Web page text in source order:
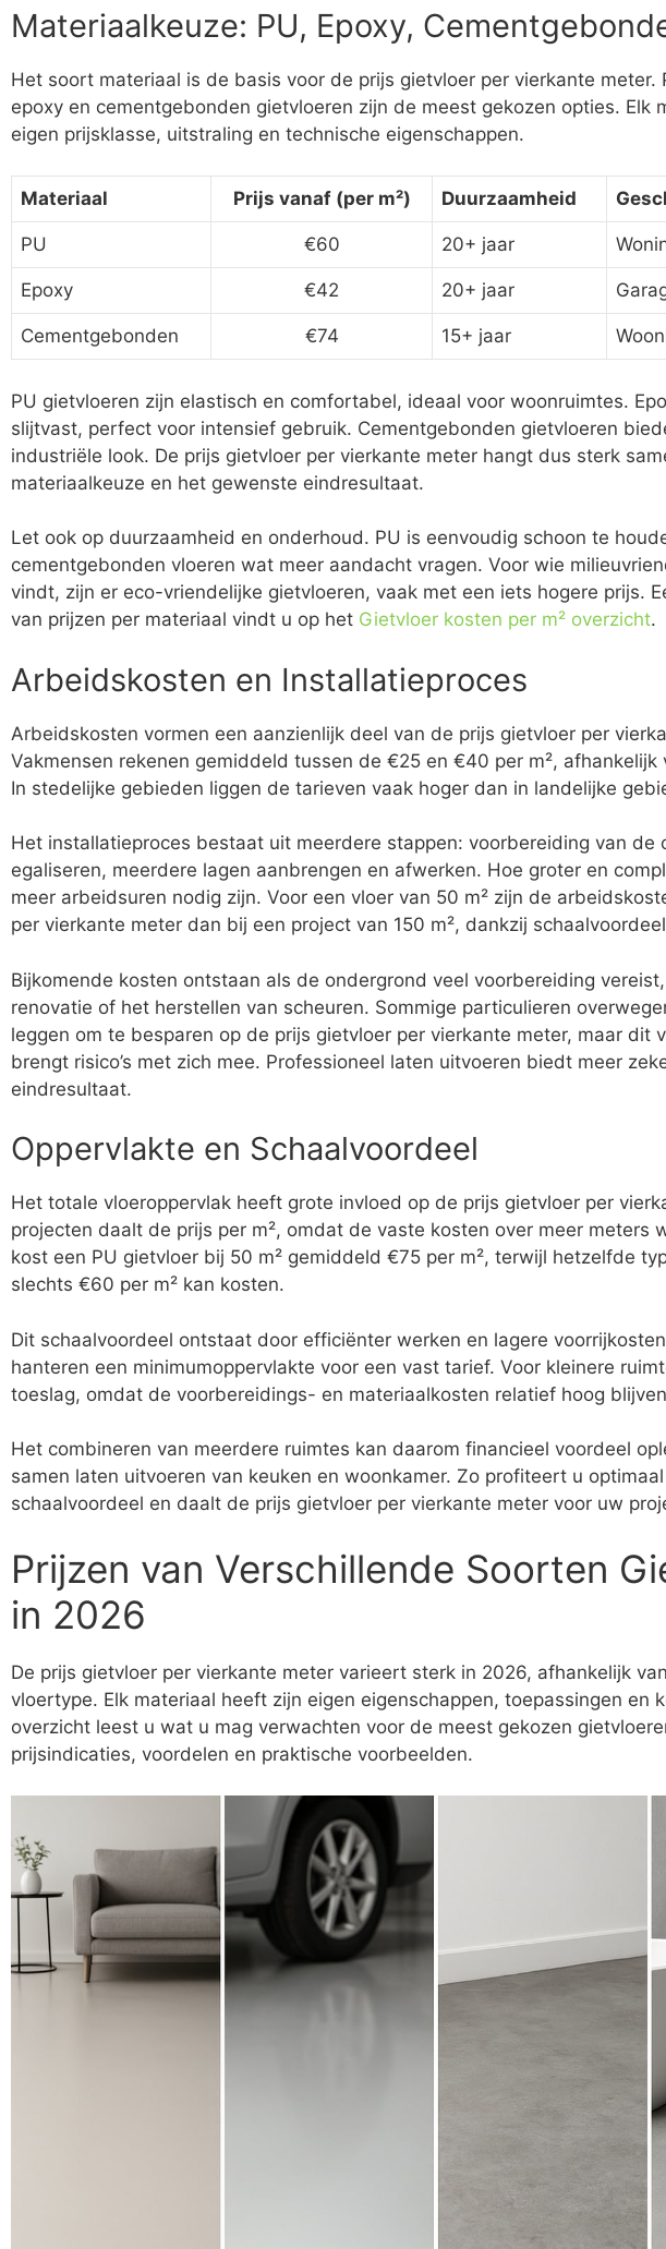
Materiaalkeuze: PU, Epoxy,
Het soort materiaal is de basis voor de prijs gietvloer per vierkante meter.
epoxy en cementgebonden gietvloeren zijn de meest gekozen opties. Elk
eigen prijsklasse, uitstraling en technische eigenschappen.
Materiaal Prijs vanaf (per m²) Duurzaamheid
PU €60 20+ jaar
Epoxy €42 20+ jaar
Cementgebonden €74 15+ jaar
PU gietvloeren zijn elastisch en comfortabel, ideaal voor woonruimtes.
slijtvast, perfect voor intensief gebruik. Cementgebonden gietvloeren
industriële look. De prijs gietvloer per vierkante meter hangt dus sterk
materiaalkeuze en het gewenste eindresultaat.
Let ook op duurzaamheid en onderhoud. PU is eenvoudig schoon te
cementgebonden vloeren wat meer aandacht vragen. Voor wie
vindt, zijn er eco-vriendelijke gietvloeren, vaak met een iets hogere prijs.
van prijzen per materiaal vindt u op het Gietvloer kosten per m² overzicht.
Arbeidskosten en Installatieproces
Arbeidskosten vormen een aanzienlijk deel van de prijs gietvloer per
Vakmensen rekenen gemiddeld tussen de €25 en €40 per m², afhankelijk
In stedelijke gebieden liggen de tarieven vaak hoger dan in landelijke
Het installatieproces bestaat uit meerdere stappen: voorbereiding van de
egaliseren, meerdere lagen aanbrengen en afwerken. Hoe groter en
meer arbeidsuren nodig zijn. Voor een vloer van 50 m² zijn de
per vierkante meter dan bij een project van 150 m², dankzij
Bijkomende kosten ontstaan als de ondergrond veel voorbereiding
renovatie of het herstellen van scheuren. Sommige particulieren
leggen om te besparen op de prijs gietvloer per vierkante meter, maar dit
brengt risico’s met zich mee. Professioneel laten uitvoeren biedt meer
eindresultaat.
Oppervlakte en Schaalvoordeel
Het totale vloeroppervlak heeft grote invloed op de prijs gietvloer per
projecten daalt de prijs per m², omdat de vaste kosten over meer meters
kost een PU gietvloer bij 50 m² gemiddeld €75 per m², terwijl hetzelfde
slechts €60 per m² kan kosten.
Dit schaalvoordeel ontstaat door efficiënter werken en lagere
hanteren een minimumoppervlakte voor een vast tarief. Voor kleinere
toeslag, omdat de voorbereidings- en materiaalkosten relatief hoog
Het combineren van meerdere ruimtes kan daarom financieel voordeel
samen laten uitvoeren van keuken en woonkamer. Zo profiteert u
schaalvoordeel en daalt de prijs gietvloer per vierkante meter voor uw
Prijzen van Verschillende Soorten
in 2026
De prijs gietvloer per vierkante meter varieert sterk in 2026, afhankelijk
vloertype. Elk materiaal heeft zijn eigen eigenschappen, toepassingen en
overzicht leest u wat u mag verwachten voor de meest gekozen
prijsindicaties, voordelen en praktische voorbeelden.